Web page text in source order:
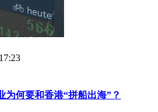
为何要和香港“拼船出海”？